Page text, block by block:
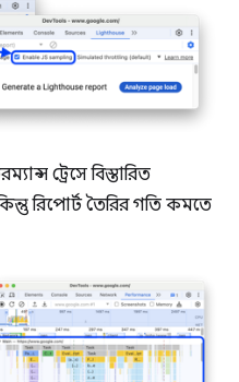
ট্রেসে বিস্তারিত
রিপোর্ট তৈরির গতি কমতে